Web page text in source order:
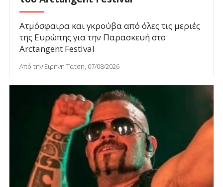
Ατμόσφαιρα και γκρούβα από όλες τις μεριές
της Ευρώπης για την Παρασκευή στο
Arctangent Festival
Από την Ειρήνη Τάτση, 07/08/2026